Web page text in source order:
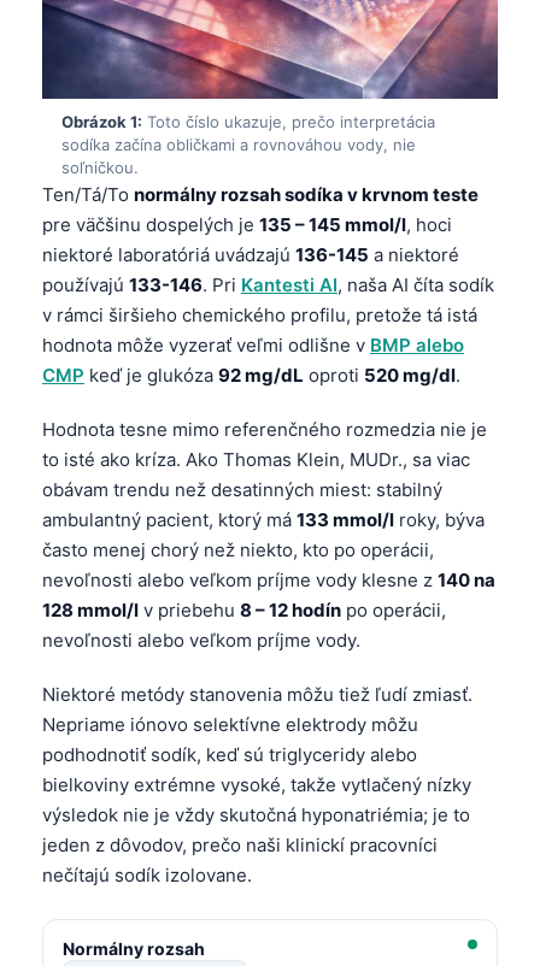
Obrázok 1: Toto číslo ukazuje, prečo interpretácia
sodíka začína obličkami a rovnováhou vody, nie
soľničkou.
Ten/Tá/To normálny rozsah sodíka v krvnom teste
pre väčšinu dospelých je 135 – 145 mmol/l, hoci
niektoré laboratóriá uvádzajú 136-145 a niektoré
používajú 133-146. Pri Kantesti AI, naša AI číta sodík
v rámci širšieho chemického profilu, pretože tá istá
hodnota môže vyzerať veľmi odlišne v BMP alebo
CMP keď je glukóza 92 mg/dL oproti 520 mg/dl.
Hodnota tesne mimo referenčného rozmedzia nie je
to isté ako kríza. Ako Thomas Klein, MUDr., sa viac
obávam trendu než desatinných miest: stabilný
ambulantný pacient, ktorý má 133 mmol/l roky, býva
často menej chorý než niekto, kto po operácii,
nevoľnosti alebo veľkom príjme vody klesne z 140 na
128 mmol/l v priebehu 8 – 12 hodín po operácii,
nevoľnosti alebo veľkom príjme vody.
Niektoré metódy stanovenia môžu tiež ľudí zmiasť.
Nepriame iónovo selektívne elektrody môžu
podhodnotiť sodík, keď sú triglyceridy alebo
bielkoviny extrémne vysoké, takže vytlačený nízky
výsledok nie je vždy skutočná hyponatriémia; je to
jeden z dôvodov, prečo naši klinickí pracovníci
nečítajú sodík izolovane.
Normálny rozsah